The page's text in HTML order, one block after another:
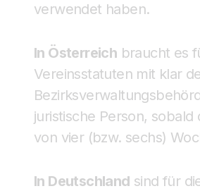
verwendet haben.
In Österreich braucht es
Vereinsstatuten mit klar
juristische Person,
von vier (bzw. sechs)
In Deutschland sind für